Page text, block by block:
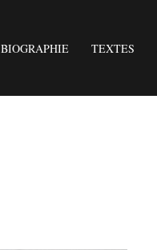
BIOGRAPHIE TEXTES